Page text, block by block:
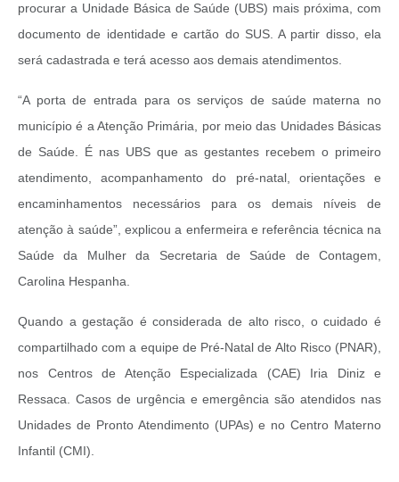
procurar a Unidade Básica de Saúde (UBS) mais próxima, com
documento de identidade e cartão do SUS. A partir disso, ela
será cadastrada e terá acesso aos demais atendimentos.
“A porta de entrada para os serviços de saúde materna no
município é a Atenção Primária, por meio das Unidades Básicas
de Saúde. É nas UBS que as gestantes recebem o primeiro
atendimento, acompanhamento do pré-natal, orientações e
encaminhamentos necessários para os demais níveis de
atenção à saúde”, explicou a enfermeira e referência técnica na
Saúde da Mulher da Secretaria de Saúde de Contagem,
Carolina Hespanha.
Quando a gestação é considerada de alto risco, o cuidado é
compartilhado com a equipe de Pré-Natal de Alto Risco (PNAR),
nos Centros de Atenção Especializada (CAE) Iria Diniz e
Ressaca. Casos de urgência e emergência são atendidos nas
Unidades de Pronto Atendimento (UPAs) e no Centro Materno
Infantil (CMI).